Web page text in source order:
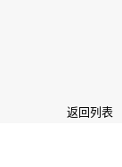
返回列表